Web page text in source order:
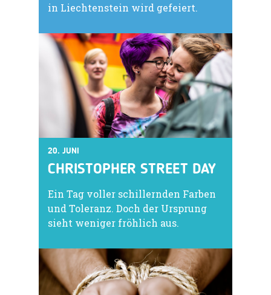
in Liechtenstein wird gefeiert.
20. JUNI
CHRISTOPHER STREET DAY
Ein Tag voller schillernden Farben
und Toleranz. Doch der Ursprung
sieht weniger fröhlich aus.